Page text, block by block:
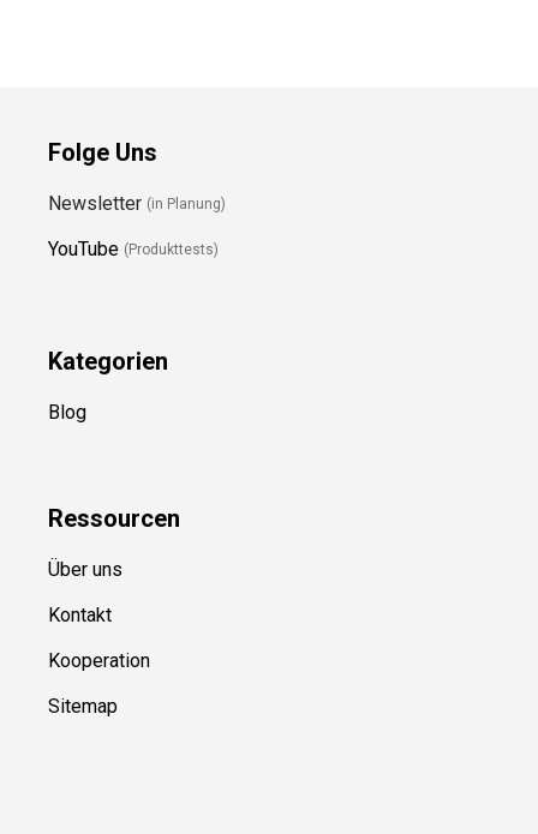
Folge Uns
Newsletter (in Planung)
YouTube (Produkttests)
Kategorien
Blog
Ressourcen
Über uns
Kontakt
Kooperation
Sitemap